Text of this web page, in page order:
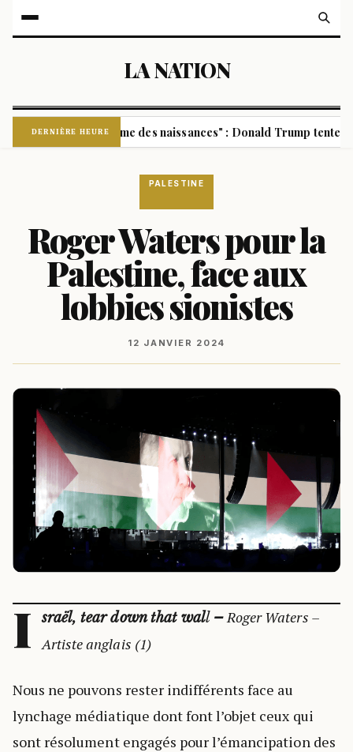
LA NATION
DERNIÈRE HEURE
| "Tourisme des naissances" : Donald Trump tente à
PALESTINE
Roger Waters pour la
Palestine, face aux
lobbies sionistes
12 JANVIER 2024
I sraël, tear down that wall –Roger Waters –
Artiste anglais (1)
Nous ne pouvons rester indifférents face au
lynchage médiatique dont font l’objet ceux qui
sont résolument engagés pour l’émancipation des